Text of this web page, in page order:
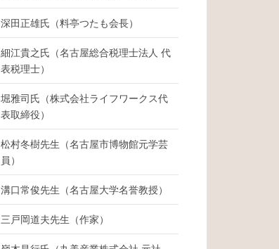
深田正雄氏（料亭つたも会長）
細江貴之氏（名古屋総合税理士法人 代
表税理士）
堀雅司氏（株式会社ライフワークス代
表取締役）
松村冬樹先生（名古屋市博物館元学芸
員）
溝口常俊先生（名古屋大学名誉教授）
三戸岡道夫先生（作家）